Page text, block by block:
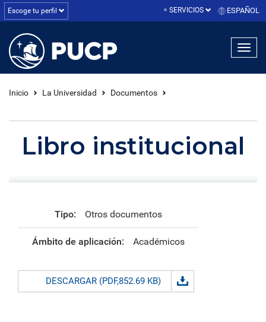
Escoge tu perfil SERVICIOS ESPAÑOL
Inicio La Universidad Documentos
Libro institucional
Tipo: Otros documentos
Ámbito de aplicación: Académicos
DESCARGAR (PDF,852.69 KB)